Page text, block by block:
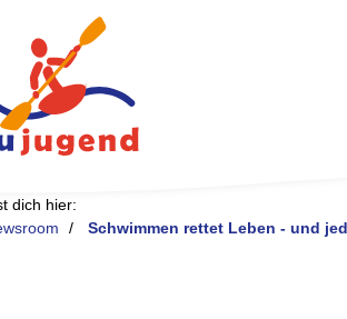
dich hier:
Schwimmen rettet Leben - und